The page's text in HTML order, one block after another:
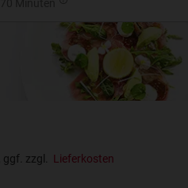
ggf. zzgl. Lieferkosten